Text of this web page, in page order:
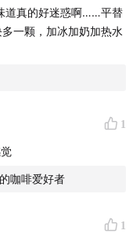
版
道真的好迷惑啊……平替
一颗，加冰加奶加热水
1
咖啡爱好者
1